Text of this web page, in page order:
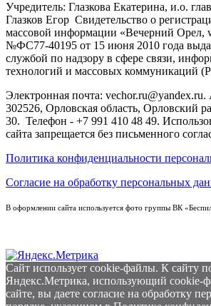
Учредитель: Глазкова Екатерина, и.о.
Глазков Егор Свидетельство о
массовой информации «Вечерний Орел,
№ФС77-40195 от 15 июня 2010 года
службой по надзору в сфере связи,
технологий и массовых коммуникаций
Электронная почта: vechor.ru@yandex.ru.
302526, Орловская область, Орловский
30. Телефон - +7 991 410 48 49.
сайта запрещается без письменного
Политика конфиденциальности
Согласие на обработку персональных
В оформлении сайта используется фото группы ВК
Сайт использует cookie-файлы. К cайту
Яндекс.Метрика, использующий cookie-
сайте, вы даете согласие на обработку